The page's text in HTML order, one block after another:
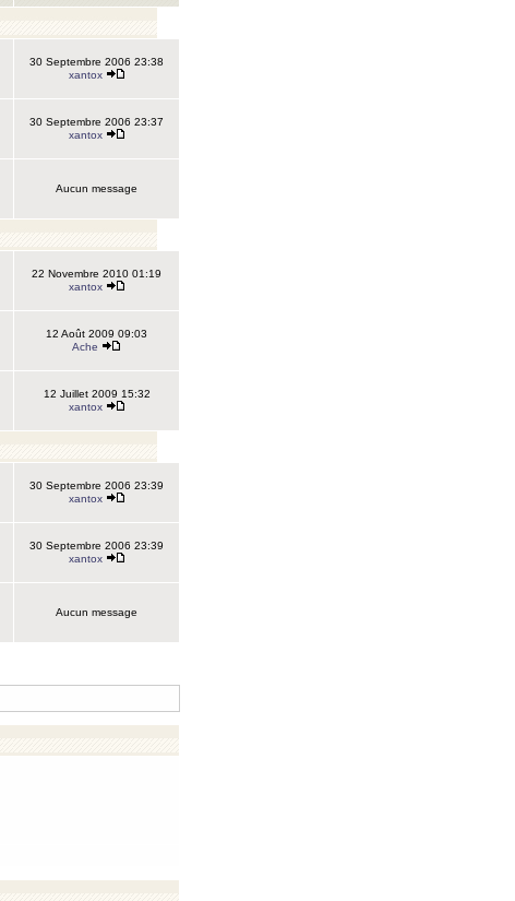
30 Septembre 2006 23:38
xantox
30 Septembre 2006 23:37
xantox
Aucun message
22 Novembre 2010 01:19
xantox
12 Août 2009 09:03
Ache
12 Juillet 2009 15:32
xantox
30 Septembre 2006 23:39
xantox
30 Septembre 2006 23:39
xantox
Aucun message